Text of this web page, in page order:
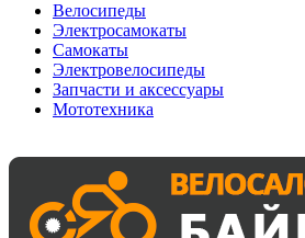
Велосипеды
Электросамокаты
Самокаты
Электровелосипеды
Запчасти и аксессуары
Мототехника